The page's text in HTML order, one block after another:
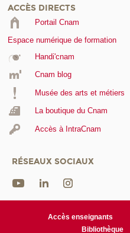
ACCÈS DIRECTS
Portail Cnam
Espace numérique de formation
Handi'cnam
Cnam blog
Musée des arts et métiers
La boutique du Cnam
Accès à IntraCnam
RÉSEAUX SOCIAUX
Accès enseignants
Bibliothèque